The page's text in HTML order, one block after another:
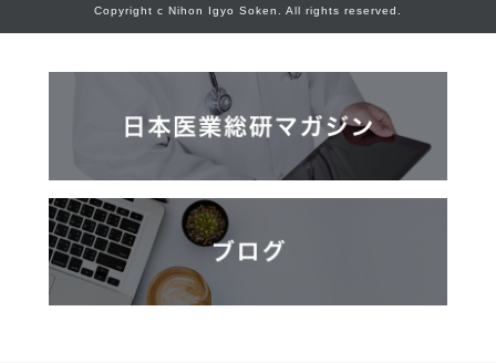
Copyright c Nihon Igyo Soken. All rights reserved.